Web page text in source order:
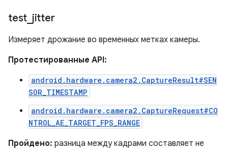
test jitter
Измеряет дрожание во временных метках камеры.
Протестированные API:
android.hardware.camera2.CaptureResult#SEN
SOR_TIMESTAMP
android.hardware.camera2.CaptureRequest#CO
NTROL_AE_TARGET_FPS_RANGE
Пройдено: разница между кадрами составляет не